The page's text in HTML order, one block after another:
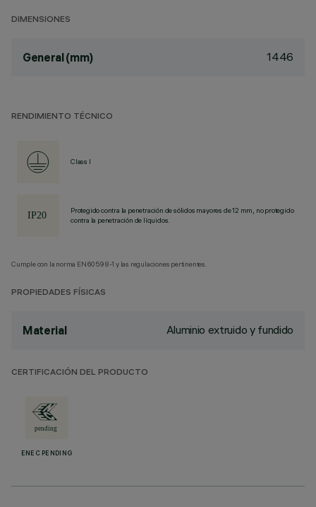
DIMENSIONES
General (mm) 1446
RENDIMIENTO TÉCNICO
Class I
Protegido contra la penetración de sólidos mayores de 12 mm, no protegido
contra la penetración de líquidos.
Cumple con la norma EN60598-1 y las regulaciones pertinentes.
PROPIEDADES FÍSICAS
Material Aluminio extruido y fundido
CERTIFICACIÓN DEL PRODUCTO
ENEC PENDING